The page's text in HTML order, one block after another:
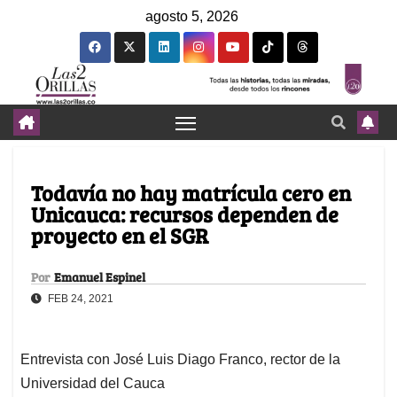
agosto 5, 2026
Todavía no hay matrícula cero en
Unicauca: recursos dependen de
proyecto en el SGR
Por Emanuel Espinel
FEB 24, 2021
Entrevista con José Luis Diago Franco, rector de la
Universidad del Cauca